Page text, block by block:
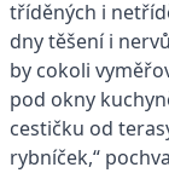
tříděných i
dny těšení i
by cokoli
pod okny
cestičku od
rybníček,“